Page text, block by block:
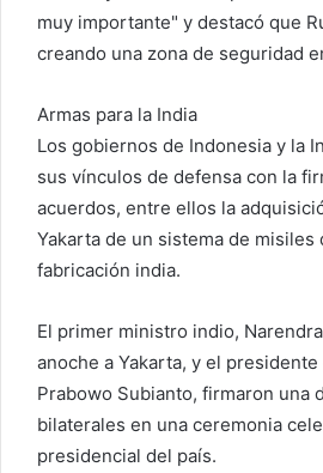
muy importante" y destacó que
creando una zona de seguridad
Armas para la India
Los gobiernos de Indonesia y la
sus vínculos de defensa con la
acuerdos, entre ellos la
Yakarta de un sistema de misiles
fabricación india.
El primer ministro indio,
anoche a Yakarta, y el
Prabowo Subianto, firmaron una
bilaterales en una ceremonia
presidencial del país.